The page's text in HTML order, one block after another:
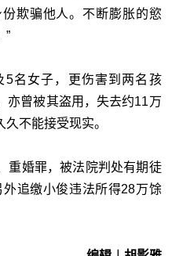
欺骗他人。不断膨胀的慾
”
5名女子，更伤害到两名孩
亦曾被其盗用，失去约11万
不能接受现实。
重婚罪，被法院判处有期徒
追缴小俊违法所得28万馀